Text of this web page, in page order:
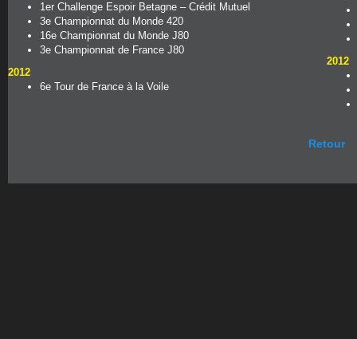
1er Challenge Espoir Betagne – Crédit Mutuel
3e Championnat du Monde 420
16e Championnat du Monde J80
3e Championnat de France J80
2012
6e Tour de France à la Voile
2012
Retour